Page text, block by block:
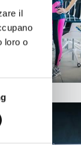
il
loro o